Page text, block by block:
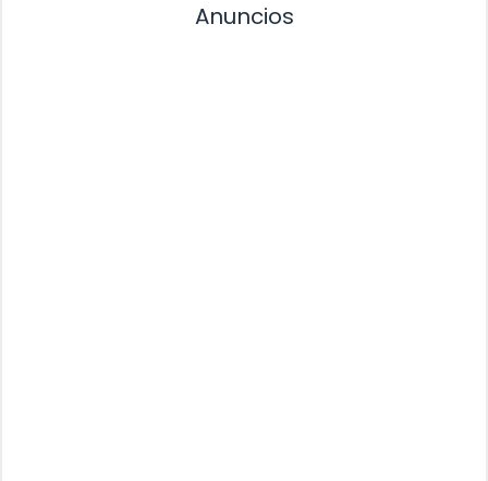
Anuncios